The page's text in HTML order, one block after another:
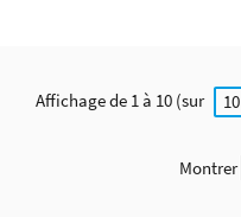
Affichage de 1 à 10 (sur 10
Montrer